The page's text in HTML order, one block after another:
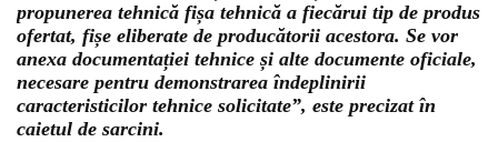
propunerea tehnică fișa tehnică a fiecărui tip de produs
ofertat, fișe eliberate de producătorii acestora. Se vor
anexa documentației tehnice și alte documente oficiale,
necesare pentru demonstrarea îndeplinirii
caracteristicilor tehnice solicitate”, este precizat în
caietul de sarcini.